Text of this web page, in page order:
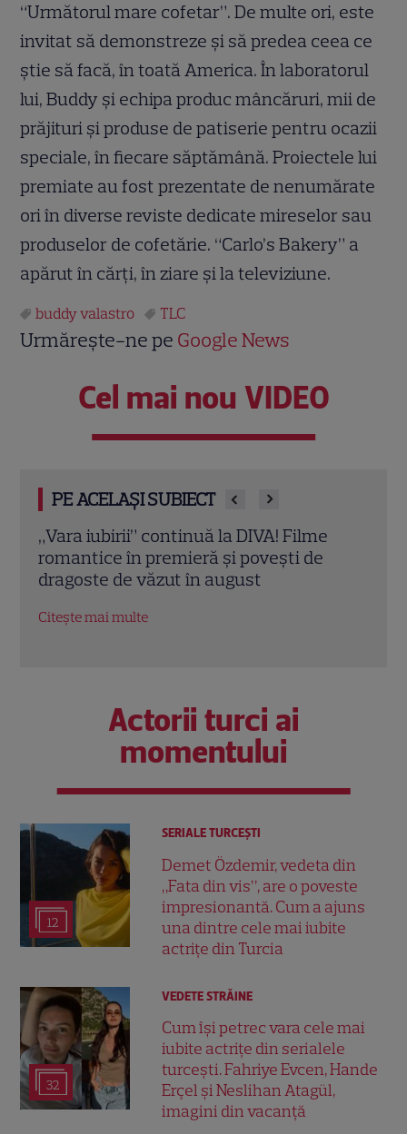
“Următorul mare cofetar”. De multe ori, este
invitat să demonstreze şi să predea ceea ce
ştie să facă, în toată America. În laboratorul
lui, Buddy şi echipa produc mâncăruri, mii de
prăjituri şi produse de patiserie pentru ocazii
speciale, în fiecare săptămână. Proiectele lui
premiate au fost prezentate de nenumărate
ori în diverse reviste dedicate mireselor sau
produselor de cofetărie. “Carlo’s Bakery” a
apărut în cărţi, în ziare şi la televiziune.
buddy valastro TLC
Urmărește-ne pe Google News
Cel mai nou VIDEO
PE ACELAȘI SUBIECT
Eva Pavel a început filmările pentru noul
sezon „Apel la consilier”. Ce pregătește
la Kanal D
Citește mai multe
Actorii turci ai
momentului
12
SERIALE TURCEŞTI
Demet Özdemir, vedeta din
„Fata din vis”, are o poveste
impresionantă. Cum a ajuns
una dintre cele mai iubite
actrițe din Turcia
32
VEDETE STRĂINE
Cum își petrec vara cele mai
iubite actrițe din serialele
turcești. Fahriye Evcen, Hande
Erçel și Neslihan Atagül,
imagini din vacanță